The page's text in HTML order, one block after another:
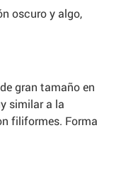
oscuro y algo,
gran tamaño en
similar a la
filiformes. Forma